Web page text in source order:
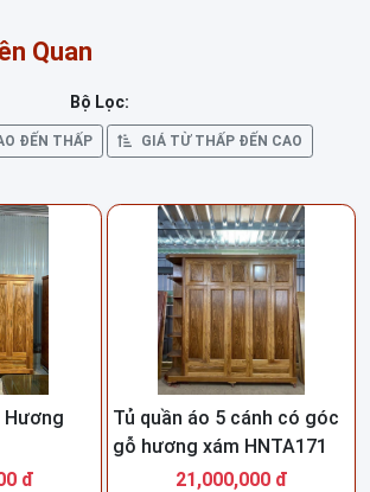
Quan
Bộ Lọc:
ĐẾN THẤP GIÁ TỪ THẤP ĐẾN CAO
Hương
đ
Tủ quần áo 5 cánh có góc
gỗ hương xám HNTA171
21,000,000 đ